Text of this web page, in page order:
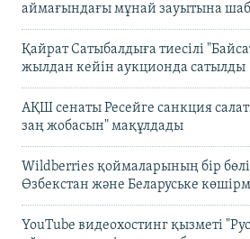
аймағындағы мұнай зауытына
Қайрат Сатыбалдыға тиесілі
жылдан кейін аукционда сатылды
АҚШ сенаты Ресейге санкция
заң жобасын" мақұлдады
Wildberries қоймаларының бір
Өзбекстан және Беларуське
YouTube видеохостинг қызметі